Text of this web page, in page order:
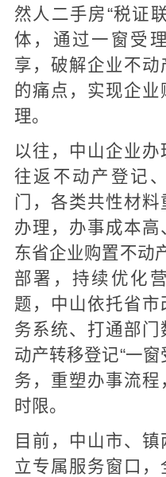
然人二手房“税证
体，通过一窗受
享，破解企业不
的痛点，实现企
理。
以往，中山企业
往返不动产登记
门，各类共性材
办理，办事成本
东省企业购置不动
部署，持续优化
题，中山依托省
务系统、打通部
动产转移登记“一
务，重塑办事流程
时限。
目前，中山市、
立专属服务窗口